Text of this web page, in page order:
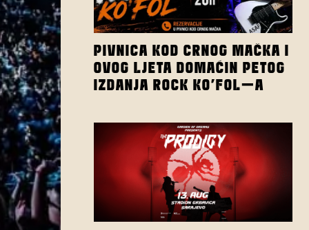
PIVNICA KOD CRNOG MAČKA I
OVOG LJETA DOMAĆIN PETOG
IZDANJA ROCK KO’FOL-A